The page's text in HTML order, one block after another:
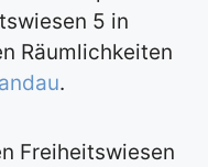
5 in
Räumlichkeiten
.
Freiheitswiesen